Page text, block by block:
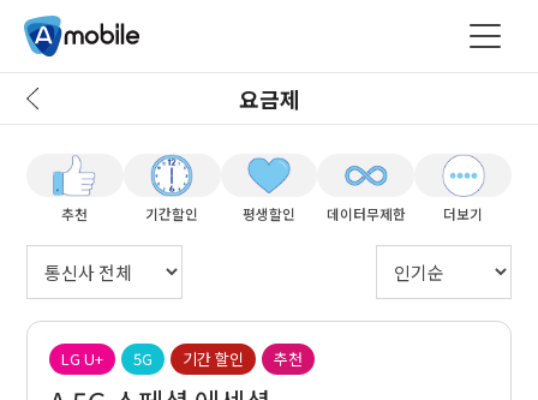
요금제
추천 기간할인 평생할인 데이터무제한 더보기
LG U+ 5G 기간 할인 추천